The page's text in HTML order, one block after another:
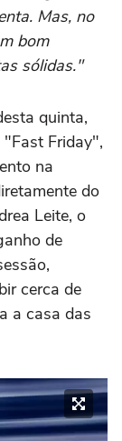
Mas, no
bom
sólidas."
quinta,
Friday",
na
do
Leite, o
de
cerca de
a casa das